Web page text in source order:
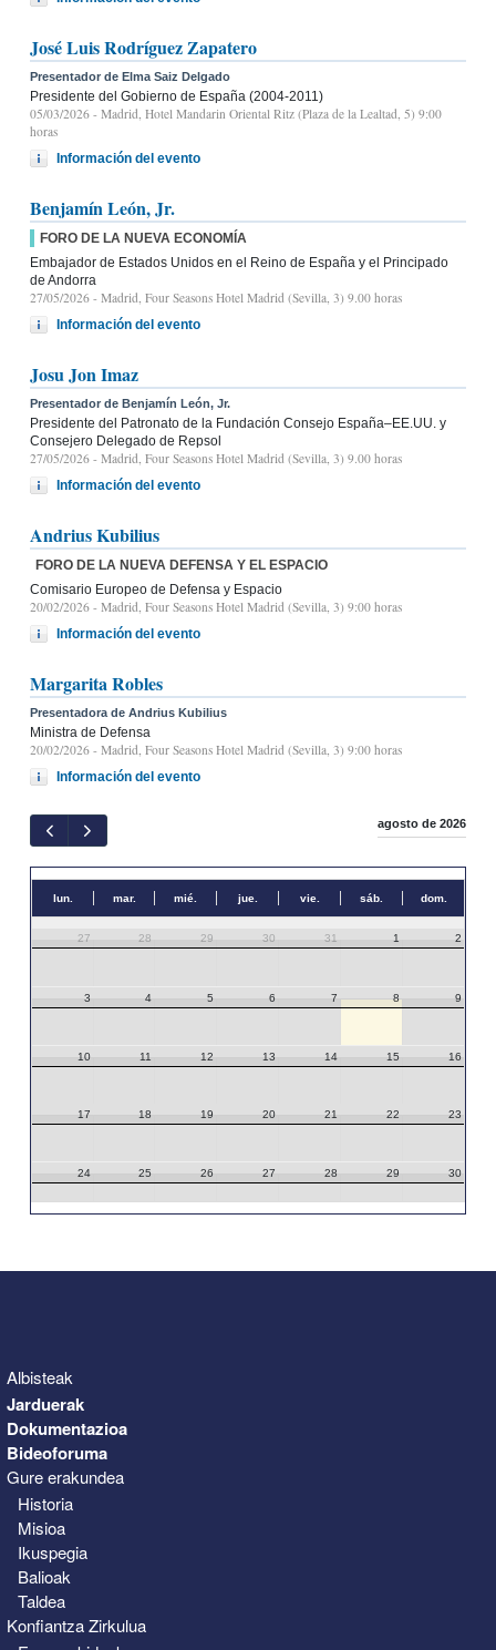
José Luis Rodríguez Zapatero
Presentador de Elma Saiz Delgado
Presidente del Gobierno de España (2004-2011)
05/03/2026 - Madrid, Hotel Mandarin Oriental Ritz (Plaza de la Lealtad, 5) 9:00
horas
Información del evento
Benjamín León, Jr.
FORO DE LA NUEVA ECONOMÍA
Embajador de Estados Unidos en el Reino de España y el Principado
de Andorra
27/05/2026 - Madrid, Four Seasons Hotel Madrid (Sevilla, 3) 9.00 horas
Información del evento
Josu Jon Imaz
Presentador de Benjamín León, Jr.
Presidente del Patronato de la Fundación Consejo España–EE.UU. y
Consejero Delegado de Repsol
27/05/2026 - Madrid, Four Seasons Hotel Madrid (Sevilla, 3) 9.00 horas
Información del evento
Andrius Kubilius
FORO DE LA NUEVA DEFENSA Y EL ESPACIO
Comisario Europeo de Defensa y Espacio
20/02/2026 - Madrid, Four Seasons Hotel Madrid (Sevilla, 3) 9:00 horas
Información del evento
Margarita Robles
Presentadora de Andrius Kubilius
Ministra de Defensa
20/02/2026 - Madrid, Four Seasons Hotel Madrid (Sevilla, 3) 9:00 horas
Información del evento
agosto de 2026
lun. mar. mié. jue. vie. sáb. dom.
27 28 29 30 31 1 2
3 4 5 6 7 8 9
10 11 12 13 14 15 16
17 18 19 20 21 22 23
24 25 26 27 28 29 30
Albisteak
Jarduerak
Dokumentazioa
Bideoforuma
Gure erakundea
Historia
Misioa
Ikuspegia
Balioak
Taldea
Konfiantza Zirkulua